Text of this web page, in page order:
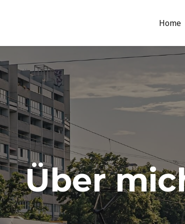
Home
Über